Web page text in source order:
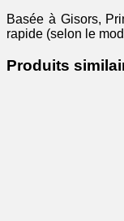
Basée à Gisors,
rapide (selon le
Produits